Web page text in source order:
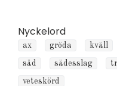
Nyckelord
ax gröda kväll
säd sädesslag
veteskörd